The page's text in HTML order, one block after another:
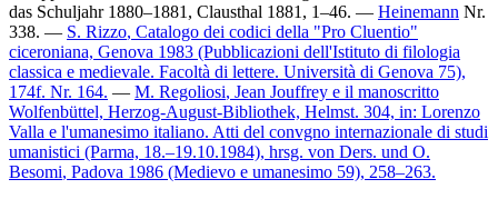
das Schuljahr 1880–1881, Clausthal 1881, 1–46. — Heinemann Nr.
338. — S. Rizzo, Catalogo dei codici della "Pro Cluentio"
ciceroniana, Genova 1983 (Pubblicazioni dell'Istituto di filologia
classica e medievale. Facoltà di lettere. Università di Genova 75),
174f. Nr. 164. — M. Regoliosi, Jean Jouffrey e il manoscritto
Wolfenbüttel, Herzog-August-Bibliothek, Helmst. 304, in: Lorenzo
Valla e l'umanesimo italiano. Atti del convgno internazionale di studi
umanistici (Parma, 18.–19.10.1984), hrsg. von Ders. und O.
Besomi, Padova 1986 (Medievo e umanesimo 59), 258–263.